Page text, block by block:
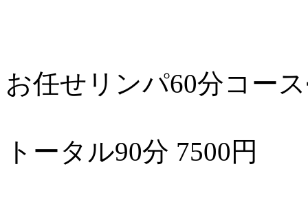
お任せリンパ60分コー
トータル90分 7500円